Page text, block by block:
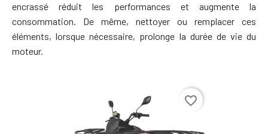
encrassé réduit les performances et augmente la
consommation. De même, nettoyer ou remplacer ces
éléments, lorsque nécessaire, prolonge la durée de vie du
moteur.
favorite_border